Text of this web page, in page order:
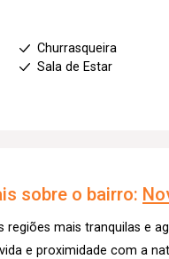
Churrasqueira
Sala de Estar
sobre o bairro:
mais tranquilas e
e proximidade com a